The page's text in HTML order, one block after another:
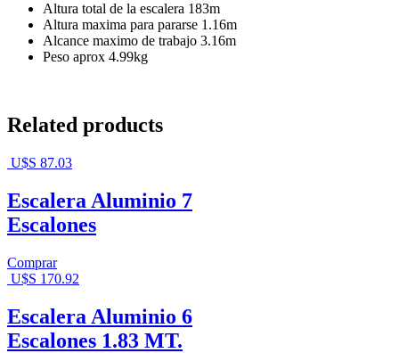
Altura total de la escalera 183m
Altura maxima para pararse 1.16m
Alcance maximo de trabajo 3.16m
Peso aprox 4.99kg
Related products
U$S 87.03
Escalera Aluminio 7
Escalones
Comprar
U$S 170.92
Escalera Aluminio 6
Escalones 1.83 MT.